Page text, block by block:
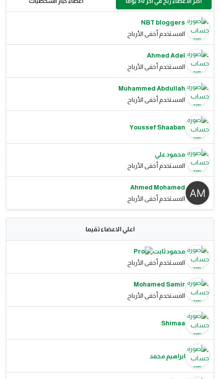
NBT bloggers
المستخدم أخفى الأرباح
Ahmed Adel
المستخدم أخفى الأرباح
Muhammed Abdullah
المستخدم أخفى الأرباح
Youssef Shaaban
محمود علي
المستخدم أخفى الأرباح
Ahmed Mohamed
المستخدم أخفى الأرباح
اعلي الاعضاء تقيما
محمود ثابت
المستخدم أخفى الأرباح
Mohamed Samir
المستخدم أخفى الأرباح
Shimaa
ابراهيم محمد